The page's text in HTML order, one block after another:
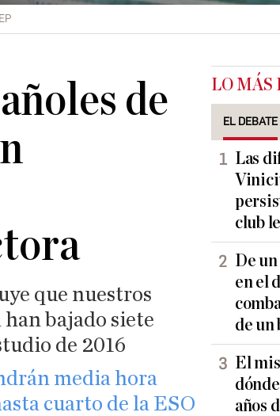
EP
de
que nuestros
bajado siete
de 2016
media hora
cuarto de la ESO
LO MÁS
EL DEBATE
Las
club
De
en el
de un
El
años